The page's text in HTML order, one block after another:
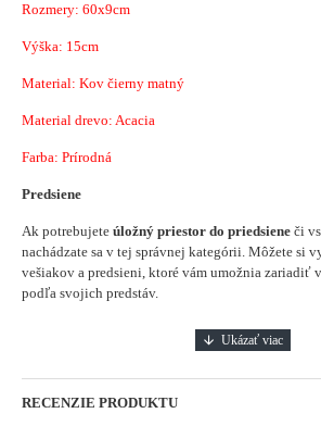
Rozmery: 60x9cm
Výška: 15cm
Material: Kov čierny matný
Material drevo: Acacia
Farba: Prírodná
Predsiene
Ak potrebujete úložný priestor do priedsiene či
nachádzate sa v tej správnej kategórii. Môžete si
vešiakov a predsieni, ktoré vám umožnia zariadiť
podľa svojich predstáv.
RECENZIE PRODUKTU